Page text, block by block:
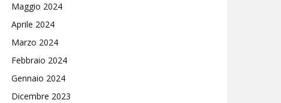
Maggio 2024
Aprile 2024
Marzo 2024
Febbraio 2024
Gennaio 2024
Dicembre 2023